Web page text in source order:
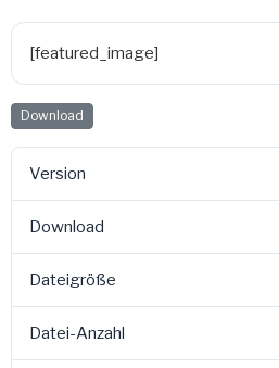
[featured_image]
Download
Version
Download
Dateigröße
Datei-Anzahl